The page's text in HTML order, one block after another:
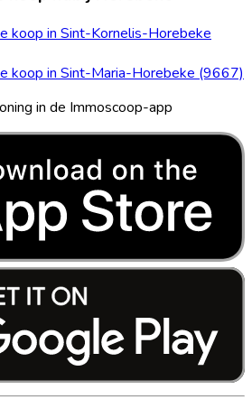
koop in Sint-Kornelis-Horebeke
koop in Sint-Maria-Horebeke (9667)
in de Immoscoop-app